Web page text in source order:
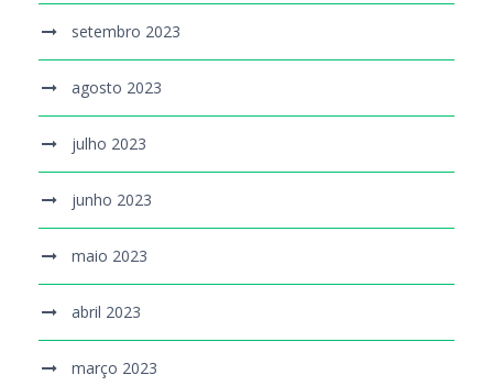
setembro 2023
agosto 2023
julho 2023
junho 2023
maio 2023
abril 2023
março 2023